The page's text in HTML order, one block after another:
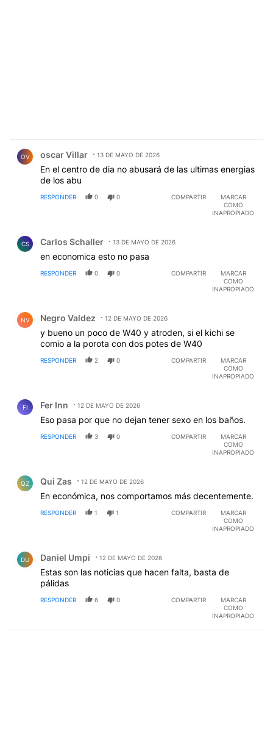
OV oscar Villar 13 DE MAYO DE 2026
En el centro de dia no abusará de las ultimas energias
de los abu
RESPONDER 0 0 COMPARTIR
MARCAR
COMO
INAPROPIADO
CS Carlos Schaller 13 DE MAYO DE 2026
en economica esto no pasa
RESPONDER 0 0 COMPARTIR
MARCAR
COMO
INAPROPIADO
NV Negro Valdez 12 DE MAYO DE 2026
y bueno un poco de W40 y atroden, si el kichi se
comio a la porota con dos potes de W40
RESPONDER 2 0 COMPARTIR
MARCAR
COMO
INAPROPIADO
FI Fer Inn 12 DE MAYO DE 2026
Eso pasa por que no dejan tener sexo en los baños.
RESPONDER 3 0 COMPARTIR
MARCAR
COMO
INAPROPIADO
QZ Qui Zas 12 DE MAYO DE 2026
En económica, nos comportamos más decentemente.
RESPONDER 1 1 COMPARTIR
MARCAR
COMO
INAPROPIADO
DU Daniel Umpi 12 DE MAYO DE 2026
Estas son las noticias que hacen falta, basta de
pálidas
RESPONDER 6 0 COMPARTIR
MARCAR
COMO
INAPROPIADO